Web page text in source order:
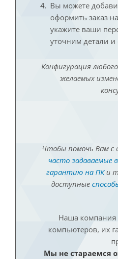
Вы можете
оформить заказ
укажите ваши
уточним детали
Конфигурация
желаемых
Чтобы помочь Вам с
часто задаваемые
гарантию на ПКи
доступные
Наша компания
компьютеров, их
Мы не стараемся